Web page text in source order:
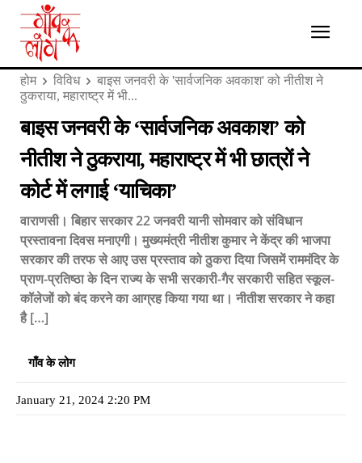
होम विविध
बाइस जनवरी के 'सार्वजनिक अवकाश' को नीतीश ने
ठुकराया, महाराष्ट्र में भी...
बाइस जनवरी के ‘सार्वजनिक अवकाश’ को
नीतीश ने ठुकराया, महाराष्ट्र में भी छात्रों ने
कोर्ट में लगाई ‘याचिका’
वाराणसी। बिहार सरकार 22 जनवरी यानी सोमवार को संविधान
प्रस्तावना दिवस मनाएगी। मुख्यमंत्री नीतीश कुमार ने केंद्र की भाजपा
सरकार की तरफ से आए उस प्रस्ताव को ठुकरा दिया जिसमें राममंदिर के
प्राण-प्रतिष्ठा के दिन राज्य के सभी सरकारी-गैर सरकारी सहित स्कूल-
कॉलेजों को बंद करने का आग्रह किया गया था। नीतीश सरकार ने कहा
है […]
गाँव के लोग
January 21, 2024 2:20 PM